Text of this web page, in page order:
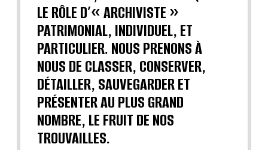
LE RÔLE D’« ARCHIVISTE »
PATRIMONIAL, INDIVIDUEL, ET
PARTICULIER. NOUS PRENONS À
NOUS DE CLASSER, CONSERVER,
DÉTAILLER, SAUVEGARDER ET
PRÉSENTER AU PLUS GRAND
NOMBRE, LE FRUIT DE NOS
TROUVAILLES.